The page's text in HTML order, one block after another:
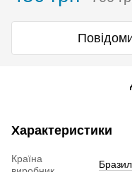
Характеристики
Країна